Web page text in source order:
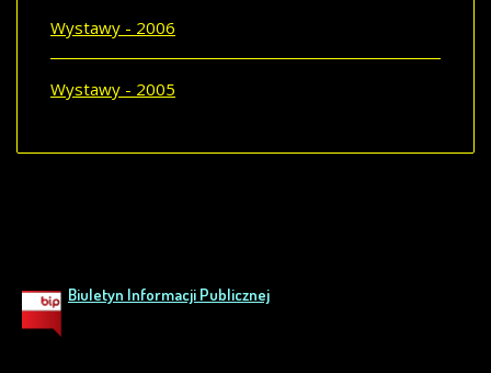
Wystawy - 2006
Wystawy - 2005
Biuletyn Informacji Publicznej